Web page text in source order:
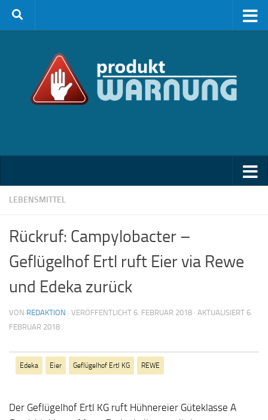
Zum Inhalt springen
LEBENSMITTEL
Rückruf: Campylobacter –
Geflügelhof Ertl ruft Eier via Rewe
und Edeka zurück
VON REDAKTION · VERÖFFENTLICHT 6. FEBRUAR 2018 · AKTUALISIERT 6.
FEBRUAR 2018
Edeka Eier Geflügelhof Ertl KG REWE
Der Geflügelhof Ertl KG ruft Hühnereier Güteklasse A